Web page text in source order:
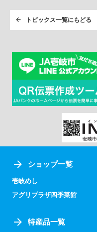
トピックス一覧にもどる
ショップ一覧
壱岐めし
アグリプラザ四季菜館
特産品一覧